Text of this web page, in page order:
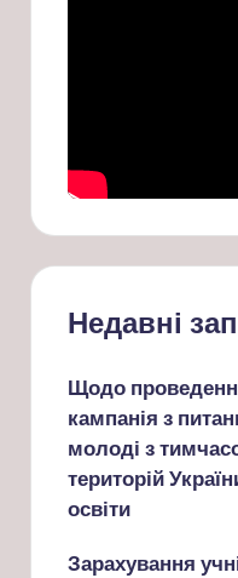
Недавні
Щодо
кампанія з
молоді з
територій
освіти
Зарахування